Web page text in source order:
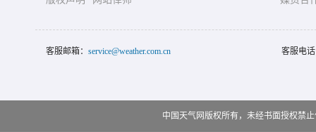
客服邮箱： service@weather.com.cn 客服电
中国天气网版权所有，未经书面授权